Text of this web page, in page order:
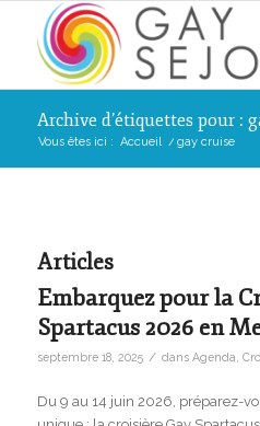
Archive d’étiquettes pour :
Vous êtes ici : Accueil / gay cruise
Articles
Embarquez pour la
Spartacus 2026 en
septembre 18, 2025 / dans Agenda
Du 9 au 14 juin 2026, préparez-